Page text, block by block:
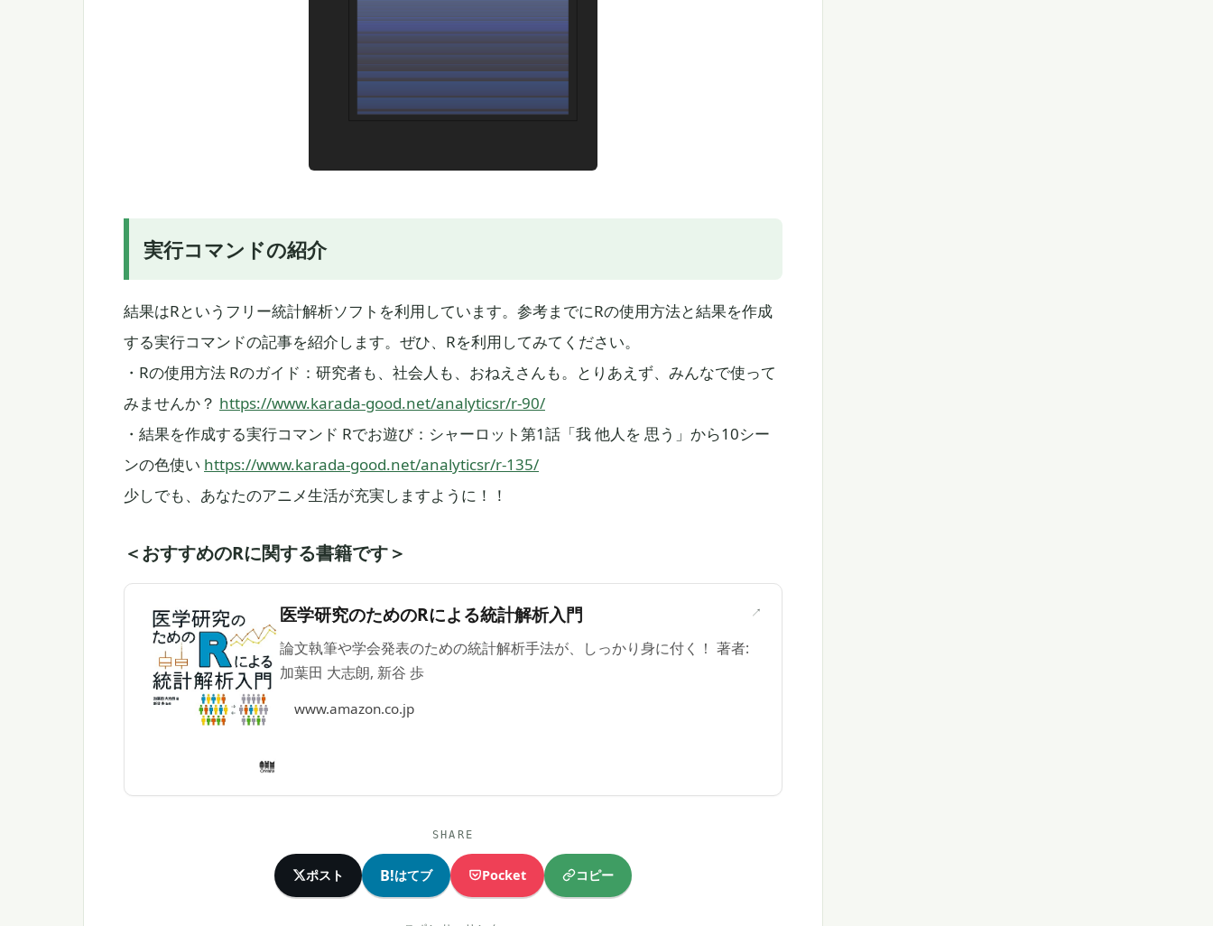
実行コマンドの紹介
結果はRというフリー統計解析ソフトを利用しています。参考までにRの使用方法と結果を作成
する実行コマンドの記事を紹介します。ぜひ、Rを利用してみてください。
・Rの使用方法 Rのガイド：研究者も、社会人も、おねえさんも。とりあえず、みんなで使って
みませんか？ https://www.karada-good.net/analyticsr/r-90/
・結果を作成する実行コマンド Rでお遊び：シャーロット第1話「我 他人を 思う」から10シー
ンの色使い https://www.karada-good.net/analyticsr/r-135/
少しでも、あなたのアニメ生活が充実しますように！！
＜おすすめのRに関する書籍です＞
医学研究のためのRによる統計解析入門
論文執筆や学会発表のための統計解析手法が、しっかり身に付く！ 著者:
加葉田 大志朗, 新谷 歩
www.amazon.co.jp
SHARE
ポスト B!はてブ Pocket コピー